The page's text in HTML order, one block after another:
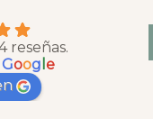
reseñas.
Goog e